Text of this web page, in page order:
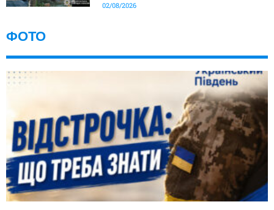
02/08/2026
ФОТО